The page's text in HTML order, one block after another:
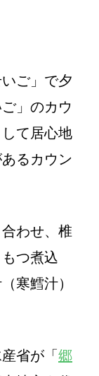
ご」で夕
」のカウ
て居心地
るカウン
わせ、椎
つ煮込
寒鱈汁）
省が「 郷